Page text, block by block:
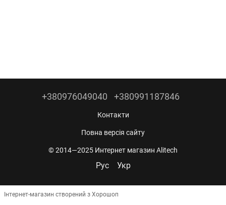
+380976049040 +380991187846
Контакти
Повна версія сайту
© 2014—2025 Интернет магазин Alitech
Рус Укр
Інтернет-магазин створений з Хорошоп